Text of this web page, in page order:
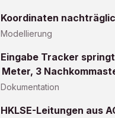
Koordinaten
Modellierung
Eingabe Tracker
Meter, 3
Dokumentation
HKLSE-Leitungen aus